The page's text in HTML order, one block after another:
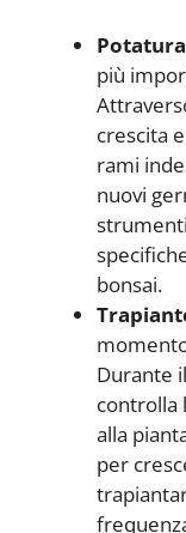
più
crescita
rami
nuovi
bonsai.
Durante
controlla
alla
per